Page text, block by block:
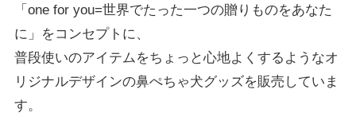
「one for you=世界でたった一つの贈りものをあなた
に」をコンセプトに、
普段使いのアイテムをちょっと心地よくするようなオ
リジナルデザインの鼻ぺちゃ犬グッズを販売していま
す。